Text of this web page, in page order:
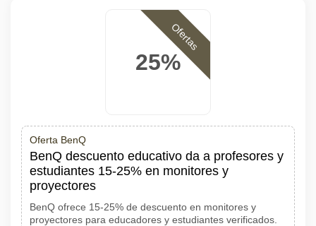
25%
Ofertas
Oferta BenQ
BenQ descuento educativo da a profesores y
estudiantes 15-25% en monitores y
proyectores
BenQ ofrece 15-25% de descuento en monitores y
proyectores para educadores y estudiantes verificados.